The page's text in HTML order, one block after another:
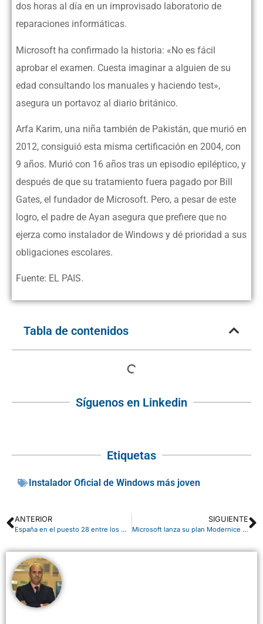
dos horas al día en un improvisado laboratorio de
reparaciones informáticas.
Microsoft ha confirmado la historia: «No es fácil
aprobar el examen. Cuesta imaginar a alguien de su
edad consultando los manuales y haciendo test»,
asegura un portavoz al diario británico.
Arfa Karim, una niña también de Pakistán, que murió en
2012, consiguió esta misma certificación en 2004, con
9 años. Murió con 16 años tras un episodio epiléptico, y
después de que su tratamiento fuera pagado por Bill
Gates, el fundador de Microsoft. Pero, a pesar de este
logro, el padre de Ayan asegura que prefiere que no
ejerza como instalador de Windows y dé prioridad a sus
obligaciones escolares.
Fuente: EL PAIS.
Tabla de contenidos
Síguenos en Linkedin
Etiquetas
Instalador Oficial de Windows más joven
ANTERIOR
España en el puesto 28 entre los más «conectados»
SIGUIENTE
Microsoft lanza su plan Modernice Su Negocio.